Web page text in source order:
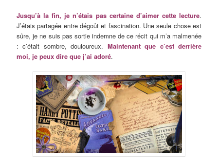
Jusqu’à la fin, je n’étais pas certaine d’aimer cette lecture.
J’étais partagée entre dégoût et fascination. Une seule chose est
sûre, je ne suis pas sortie indemne de ce récit qui m’a malmenée
: c’était sombre, douloureux. Maintenant que c’est derrière
moi, je peux dire que j’ai adoré.